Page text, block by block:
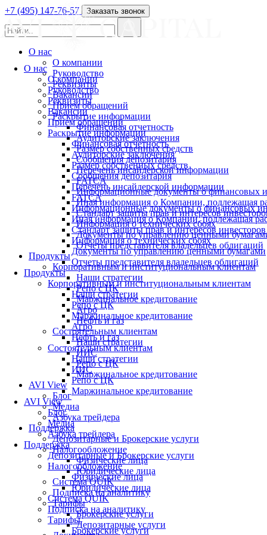
О нас
О компании
Руководство
Реквизиты
Вакансии
Прием обращений
Раскрытие информации
Финансовая отчетность
Аудиторские заключения
Размер собственных средств
Сообщения депозитария
Перечень инсайдерской информации
FATCA
Информационные документы о финансовых
Иная информация о Компании, подлежащая
Стандарт защиты прав и интересов инвесторов
Информация о технических сбоях
Документы по управлению ценными бумагами
Отчеты представителя владельцев облигаций
Продукты
Корпоративным и институциональным клиентам
Наши стратегии
Репо с ЦК
Маржинальное кредитование
Агро
Нефть и газ
Состоятельным клиентам
Наши стратегии
ИИС
Репо с ЦК
Маржинальное кредитование
AVI View
Блог
Медиа
Азбука трейдера
Поддержка
Депозитарные и Брокерские услуги
Налогообложение
Физические лица
Юридические лица
Система QUIK
Подписка на аналитику
Тарифы
Брокерские услуги
+7 (495) 147-76-57 Заказать звонок
О нас
О компании
Руководство
Реквизиты
Вакансии
Прием обращений
Раскрытие информации
Финансовая отчетность
Аудиторские заключения
Размер собственных средств
Сообщения депозитария
Перечень инсайдерской информации
FATCA
Информационные документы о финансовых
Иная информация о Компании, подлежащая
Стандарт защиты прав и интересов
Информация о технических сбоях
Документы по управлению ценными
Отчеты представителя владельцев облигаций
Продукты
Корпоративным и институциональным клиентам
Наши стратегии
Репо с ЦК
Маржинальное кредитование
Агро
Нефть и газ
Состоятельным клиентам
Наши стратегии
ИИС
Репо с ЦК
Маржинальное кредитование
AVI View
Блог
Медиа
Азбука трейдера
Поддержка
Депозитарные и Брокерские услуги
Налогообложение
Физические лица
Юридические лица
Система QUIK
Подписка на аналитику
Тарифы
Брокерские услуги
Депозитарные услуги